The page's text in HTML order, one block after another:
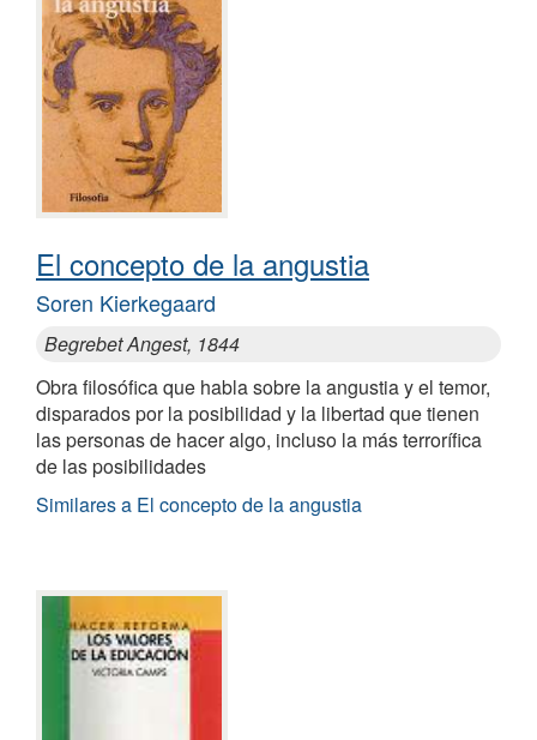
El concepto de la angustia
Soren Kierkegaard
Begrebet Angest, 1844
Obra filosófica que habla sobre la angustia y el temor,
disparados por la posibilidad y la libertad que tienen
las personas de hacer algo, incluso la más terrorífica
de las posibilidades
Similares a El concepto de la angustia